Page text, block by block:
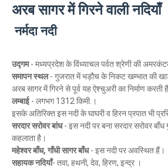
अरब सागर में गिरने वाली नदियाँ
नर्मदा नदी
उद्गम- मध्यप्रदेश के विंध्याचल पर्वत श्रेणी की
समापन स्थल- गुजरात में भड़ौच के निकट खम्भात की
अरब सागर में गिरने से पूर्व यह ऐश्चुअरी का निर्माण करती
लम्बाई- लगभग 1312 किमी.।
इसके अतिरिक्त इस नदी के घाघरी व हिरन प्रपात भी
सरदार सरोवर बांध- इस नदी पर बना सरदार सरोवर
कहलाता है।
महेश्वर बाँध, गाँधी सागर बाँध- इस नदी पर अवस्थित हैं।
सहायक नदियाँ- तवा, हथनी, देव, हिरण, इन्द्र ।